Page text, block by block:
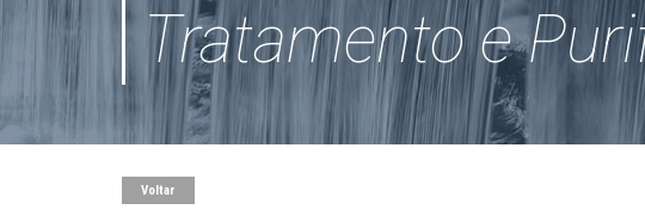
Inicío
Conheça a Sanex
Tratamento e
Voltar